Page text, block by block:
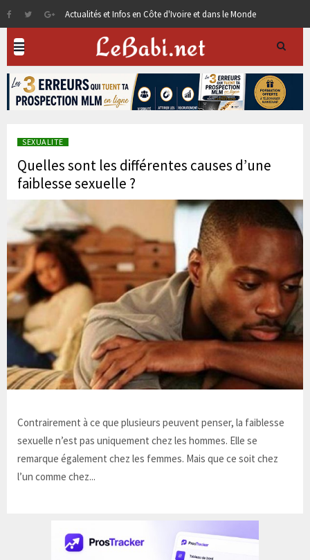
Actualités et Infos en Côte d'Ivoire et dans le Monde
SEXUALITE
Quelles sont les différentes causes d’une
faiblesse sexuelle ?
Contrairement à ce que plusieurs peuvent penser, la faiblesse
sexuelle n’est pas uniquement chez les hommes. Elle se
remarque également chez les femmes. Mais que ce soit chez
l’un comme chez...